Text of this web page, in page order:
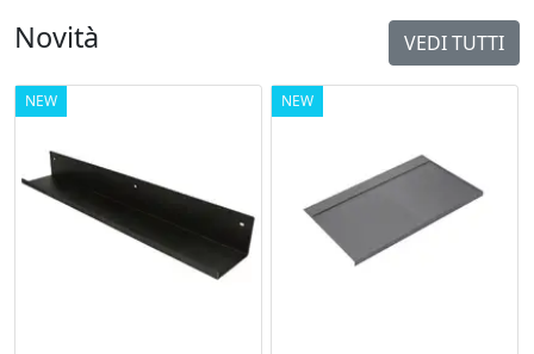
Novità VEDI TUTTI
NEW NEW